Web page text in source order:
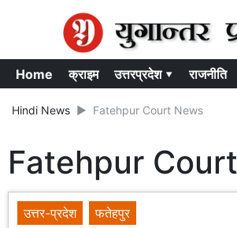
Home क्राइम उत्तरप्रदेश ▾ राजनीति
Hindi News Fatehpur Court News
Fatehpur
उत्तर-प्रदेश
फतेहपुर